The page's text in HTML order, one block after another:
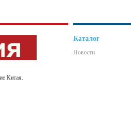
Китая.
Каталог
Новости